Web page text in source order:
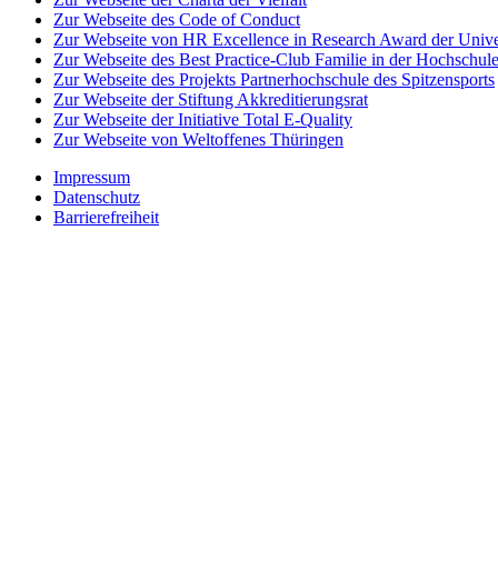
Zur Webseite des Code of Conduct
Zur Webseite von HR Excellence in Research Award der
Zur Webseite des Best Practice-Club Familie in der Hochschule
Zur Webseite des Projekts Partnerhochschule des Spitzensports
Zur Webseite der Stiftung Akkreditierungsrat
Zur Webseite der Initiative Total E-Quality
Zur Webseite von Weltoffenes Thüringen
Impressum
Datenschutz
Barrierefreiheit